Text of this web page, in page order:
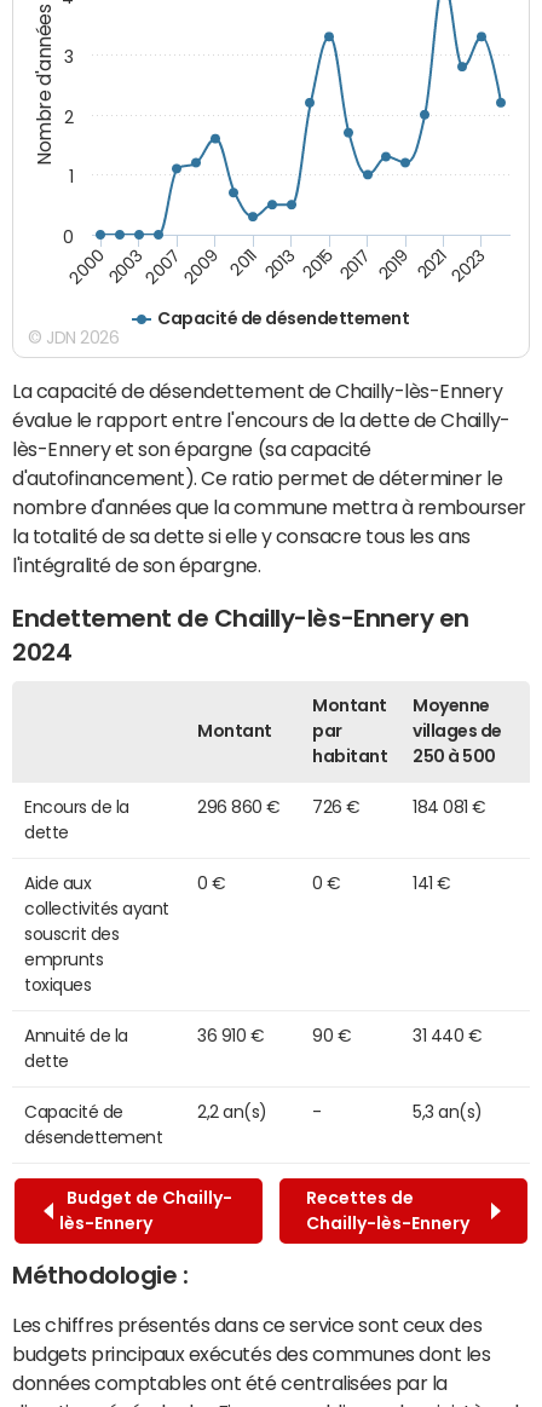
Nombre d'années
Capacité de désendettement
2000200320072009 2011 2013 2015 2017 2019 20212023
0
1
2
3
© JDN 2026
La capacité de désendettement de Chailly-lès-Ennery
évalue le rapport entre l'encours de la dette de Chailly-
lès-Ennery et son épargne (sa capacité
d'autofinancement). Ce ratio permet de déterminer le
nombre d'années que la commune mettra à rembourser
la totalité de sa dette si elle y consacre tous les ans
l'intégralité de son épargne.
Endettement de Chailly-lès-Ennery en
2024
Montant
Montant
par
habitant
Moyenne
villages de
250 à 500
Encours de la
dette
296 860 € 726 € 184 081 €
Aide aux
collectivités ayant
souscrit des
emprunts
toxiques
0 € 0 € 141 €
Annuité de la
dette
36 910 € 90 € 31 440 €
Capacité de
désendettement
2,2 an(s) - 5,3 an(s)
Budget de Chailly-
lès-Ennery
Recettes de
Chailly-lès-Ennery
Méthodologie :
Les chiffres présentés dans ce service sont ceux des
budgets principaux exécutés des communes dont les
données comptables ont été centralisées par la